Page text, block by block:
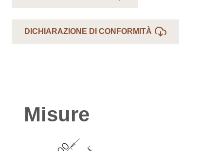
DICHIARAZIONE DI CONFORMITÀ
Misure